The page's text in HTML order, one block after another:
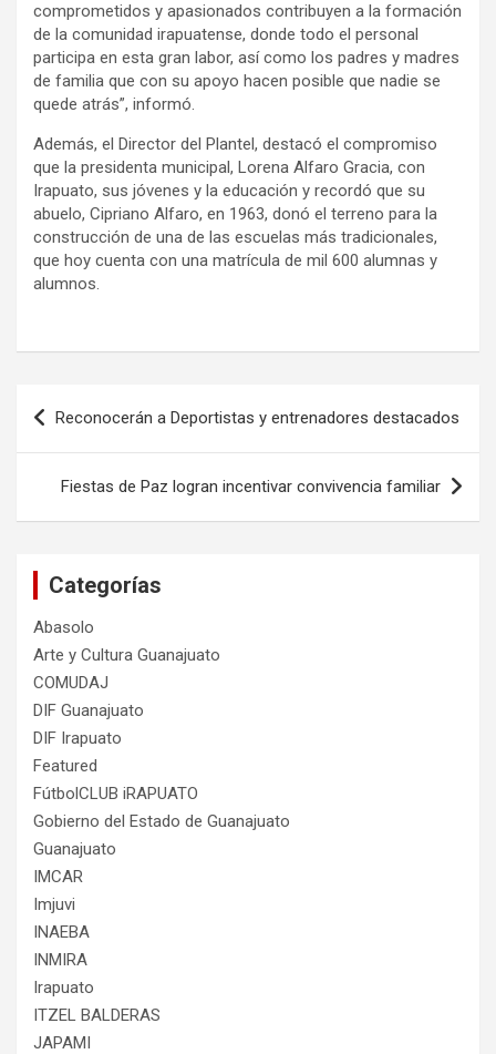
comprometidos y apasionados contribuyen a la formación
de la comunidad irapuatense, donde todo el personal
participa en esta gran labor, así como los padres y madres
de familia que con su apoyo hacen posible que nadie se
quede atrás”, informó.
Además, el Director del Plantel, destacó el compromiso
que la presidenta municipal, Lorena Alfaro Gracia, con
Irapuato, sus jóvenes y la educación y recordó que su
abuelo, Cipriano Alfaro, en 1963, donó el terreno para la
construcción de una de las escuelas más tradicionales,
que hoy cuenta con una matrícula de mil 600 alumnas y
alumnos.
Navegación
de
entradas
Reconocerán a Deportistas y entrenadores destacados
Fiestas de Paz logran incentivar convivencia familiar
Categorías
Abasolo
Arte y Cultura Guanajuato
COMUDAJ
DIF Guanajuato
DIF Irapuato
Featured
FútbolCLUB iRAPUATO
Gobierno del Estado de Guanajuato
Guanajuato
IMCAR
Imjuvi
INAEBA
INMIRA
Irapuato
ITZEL BALDERAS
JAPAMI